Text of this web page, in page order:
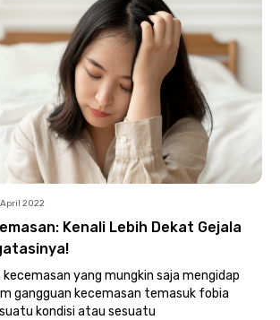
2022
Kenali Lebih Dekat Gejala
kecemasan yang mungkin saja mengidap
gangguan kecemasan temasuk fobia
kondisi atau sesuatu